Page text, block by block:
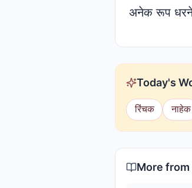
अनेक रूप
Today's
रिंचक नाहेक
More from